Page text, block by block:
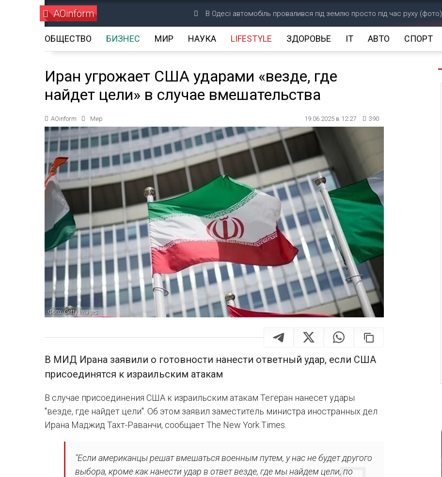
AOinform В Одесі автомобіль провалився під землю просто під час руху (фото)
ОБЩЕСТВО БИЗНЕС МИР НАУКА LIFESTYLE ЗДОРОВЬЕ IT АВТО СПОРТ
Иран угрожает США ударами «везде, где
найдет цели» в случае вмешательства
AOinform Мир 19.06.2025 в 12:27 390
Фото: Getty Images
В МИД Ирана заявили о готовности нанести ответный удар, если США
присоединятся к израильским атакам
В случае присоединения США к израильским атакам Тегеран нанесет удары
"везде, где найдет цели". Об этом заявил заместитель министра иностранных дел
Ирана Маджид Тахт-Раванчи, сообщает The New York Times.
"Если американцы решат вмешаться военным путем, у нас не будет другого
выбора, кроме как нанести удар в ответ везде, где мы найдем цели, по